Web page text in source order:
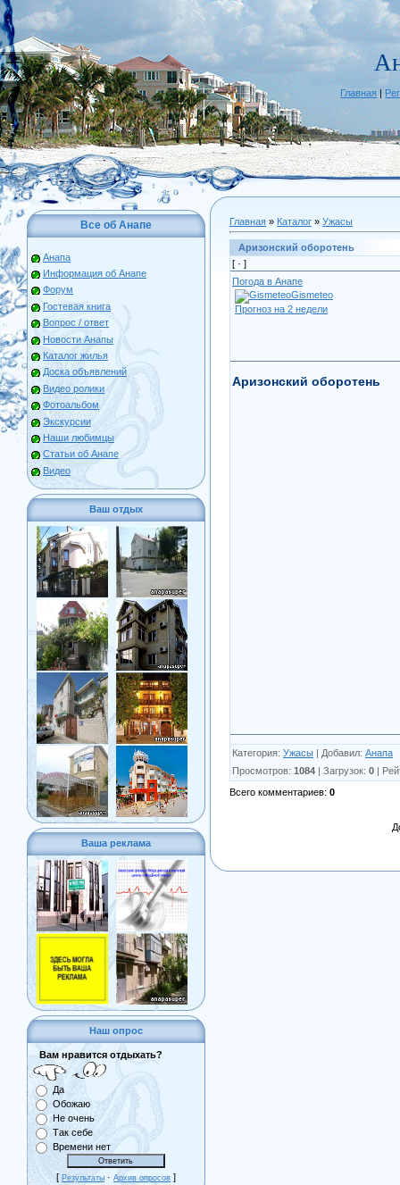
Главная |
Все об Анапе
Анапа
Информация об Анапе
Форум
Гостевая книга
Вопрос / ответ
Новости Анапы
Каталог жилья
Доска объявлений
Видео ролики
Фотоальбом
Экскурсии
Наши любимцы
Статьи об Анапе
Видео
Ваш отдых
Ваша реклама
Наш опрос
Вам нравится отдыхать?
Да
Обожаю
Не очень
Так себе
Времени нет
[ Результаты · Архив опросов ]
Главная » Каталог » Ужасы
Аризонский оборотень
[ · ]
Погода в Анапе
Gismeteo
Прогноз на 2 недели
Аризонский оборотень
Категория: Ужасы | Добавил: Анапа
Просмотров: 1084 | Загрузок: 0 |
Всего комментариев: 0